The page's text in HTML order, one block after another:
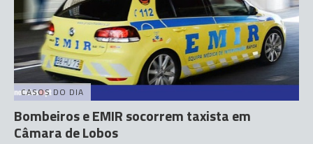
CASOS DO DIA
Bombeiros e EMIR socorrem taxista em
Câmara de Lobos